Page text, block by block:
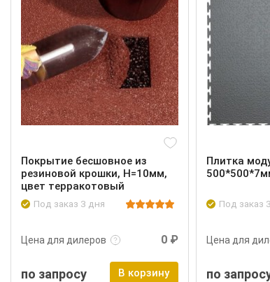
Покрытие бесшовное из
резиновой крошки, Н=10мм,
цвет терракотовый
Под заказ 3 дня
Цена для дилеров
Подробнее Войти
0 ₽
по запросу В корзину
Плитка
Под заказ
Цена для
Подробнее
по